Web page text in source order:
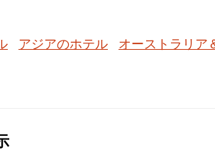
アジアのホテル オーストラリア